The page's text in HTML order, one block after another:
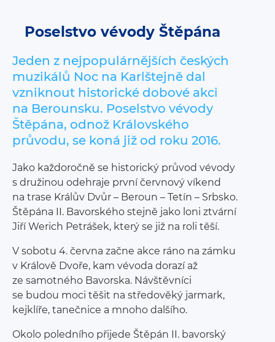
Poselstvo vévody Štěpána
Jeden z nejpopulárnějších českých
muzikálů Noc na Karlštejně dal
vzniknout historické dobové akci
na Berounsku. Poselstvo vévody
Štěpána, odnož Královského
průvodu, se koná již od roku 2016.
Jako každoročně se historický průvod vévody
s družinou odehraje první červnový víkend
na trase Králův Dvůr – Beroun – Tetín – Srbsko.
Štěpána II. Bavorského stejně jako loni ztvární
Jiří Werich Petrášek, který se již na roli těší.
V sobotu 4. června začne akce ráno na zámku
v Králově Dvoře, kam vévoda dorazí až
ze samotného Bavorska. Návštěvníci
se budou moci těšit na středověký jarmark,
kejklíře, tanečnice a mnoho dalšího.
Okolo poledního přijede Štěpán II. bavorský